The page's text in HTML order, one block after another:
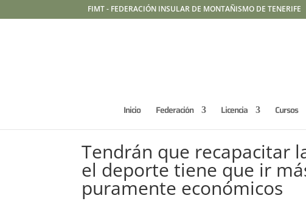
FIMT - FEDERACIÓN INSULAR DE MONTAÑISMO DE TENERIFE
Inicio Federación Licencia Cursos
Tendrán que recapacitar
el deporte tiene que ir
puramente económicos